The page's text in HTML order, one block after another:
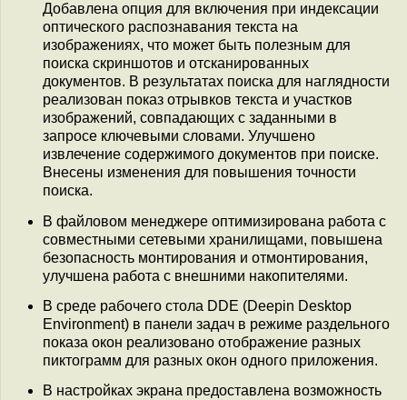
Добавлена опция для включения при индексации
оптического распознавания текста на
изображениях, что может быть полезным для
поиска скриншотов и отсканированных
документов. В результатах поиска для наглядности
реализован показ отрывков текста и участков
изображений, совпадающих с заданными в
запросе ключевыми словами. Улучшено
извлечение содержимого документов при поиске.
Внесены изменения для повышения точности
поиска.
В файловом менеджере оптимизирована работа с
совместными сетевыми хранилищами, повышена
безопасность монтирования и отмонтирования,
улучшена работа с внешними накопителями.
В среде рабочего стола DDE (Deepin Desktop
Environment) в панели задач в режиме раздельного
показа окон реализовано отображение разных
пиктограмм для разных окон одного приложения.
В настройках экрана предоставлена возможность